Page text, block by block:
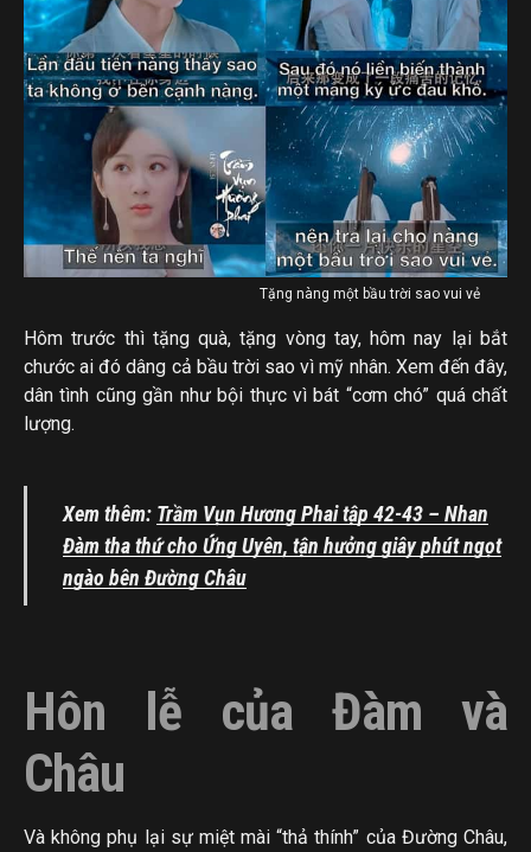
Tặng nàng một bầu trời sao vui vẻ
Hôm trước thì tặng quà, tặng vòng tay, hôm nay lại bắt
chước ai đó dâng cả bầu trời sao vì mỹ nhân. Xem đến đây,
dân tình cũng gần như bội thực vì bát “cơm chó” quá chất
lượng.
Xem thêm: Trầm Vụn Hương Phai tập 42-43 – Nhan
Đàm tha thứ cho Ứng Uyên, tận hưởng giây phút ngọt
ngào bên Đường Châu
Hôn lễ của Đàm và
Châu
Và không phụ lại sự miệt mài “thả thính” của Đường Châu,